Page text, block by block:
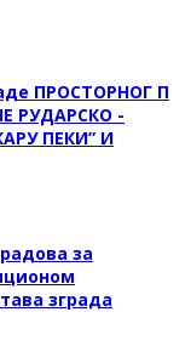
ПРОСТОРНОГ П
РУДАРСКО -
ПЕКИ” И
за
зграда